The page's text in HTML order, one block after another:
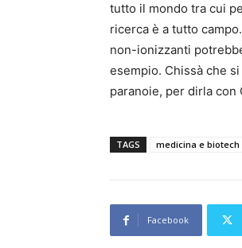
tutto il mondo tra cui
ricerca è a tutto
non-ionizzanti
esempio. Chissà che
paranoie, per dirla con
TAGS medicina e biotech
Facebook